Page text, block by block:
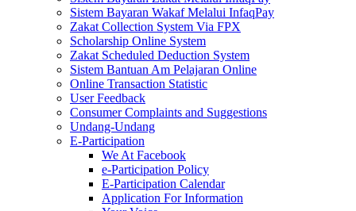
Sistem Bayaran Wakaf Melalui InfaqPay
Zakat Collection System Via FPX
Scholarship Online System
Zakat Scheduled Deduction System
Sistem Bantuan Am Pelajaran Online
Online Transaction Statistic
User Feedback
Consumer Complaints and Suggestions
Undang-Undang
E-Participation
We At Facebook
e-Participation Policy
E-Participation Calendar
Application For Information